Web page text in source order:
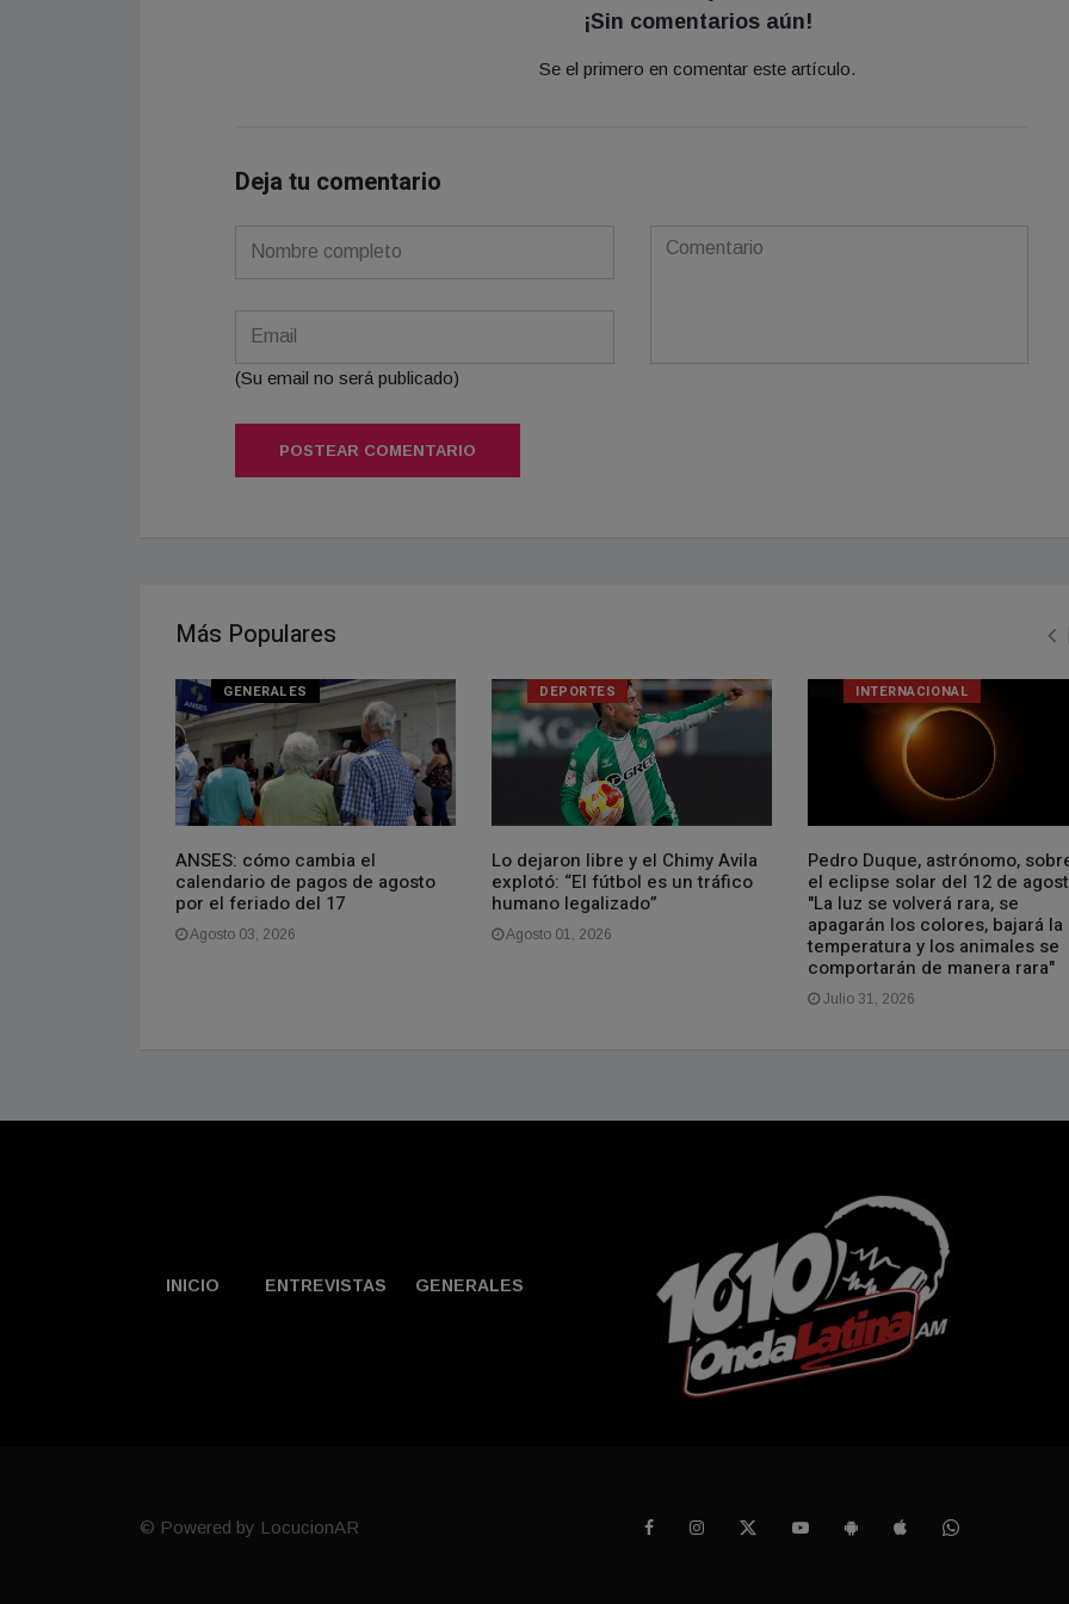
¡Sin comentarios aún!
Se el primero en comentar este artículo.
Deja tu comentario
(Su email no será publicado)
POSTEAR COMENTARIO
Más Populares
GENERALES
ANSES: cómo cambia el
calendario de pagos de agosto
por el feriado del 17
Agosto 03, 2026
DEPORTES
Lo dejaron libre y el Chimy Avila
explotó: “El fútbol es un tráfico
humano legalizado”
Agosto 01, 2026
INTERNACIONAL
Pedro Duque, astrónomo,
el eclipse solar del 12 de
"La luz se volverá rara, se
apagarán los colores, bajará la
temperatura y los animales se
comportarán de manera rara"
Julio 31, 2026
INICIO ENTREVISTAS GENERALES
© Powered by LocucionAR